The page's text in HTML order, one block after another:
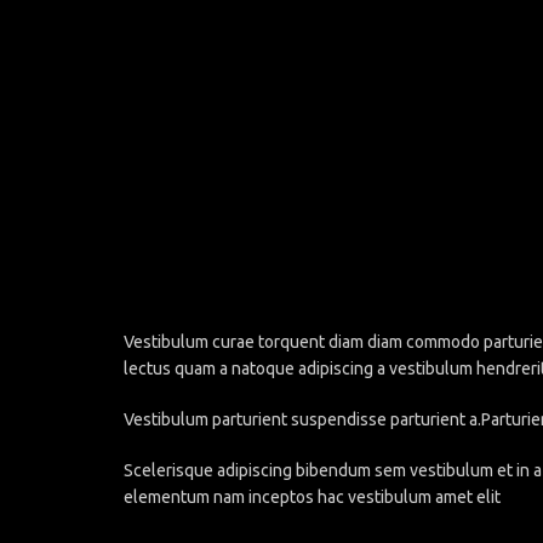
Vestibulum curae torquent diam diam commodo
lectus quam a natoque adipiscing a vestibulum
Vestibulum parturient suspendisse parturient
Scelerisque adipiscing bibendum sem vestibulum et
elementum nam inceptos hac vestibulum amet elit